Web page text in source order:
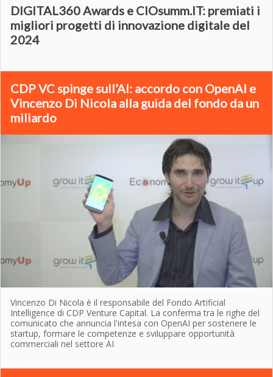
DIGITAL360 Awards e CIOsumm.IT: premiati i
migliori progetti di innovazione digitale del
2024
CDP VC spinge sull’AI: accordo con OpenAI e
Vincenzo Di Nicola alla guida del fondo da un
miliardo
Vincenzo Di Nicola è il responsabile del Fondo Artificial
Intelligence di CDP Venture Capital. La conferma tra le righe del
comunicato che annuncia l'intesa con OpenAI per sostenere le
startup, formare le competenze e sviluppare opportunità
commerciali nel settore AI